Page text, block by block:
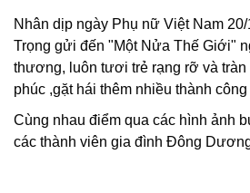
Nhân dịp ngày Phụ nữ Việt Nam
Trọng gửi đến "Một Nửa Thế Giới"
thương, luôn tươi trẻ rạng rỡ và tràn
phúc ,gặt hái thêm nhiều thành
Cùng nhau điểm qua các hình ảnh
các thành viên gia đình Đông